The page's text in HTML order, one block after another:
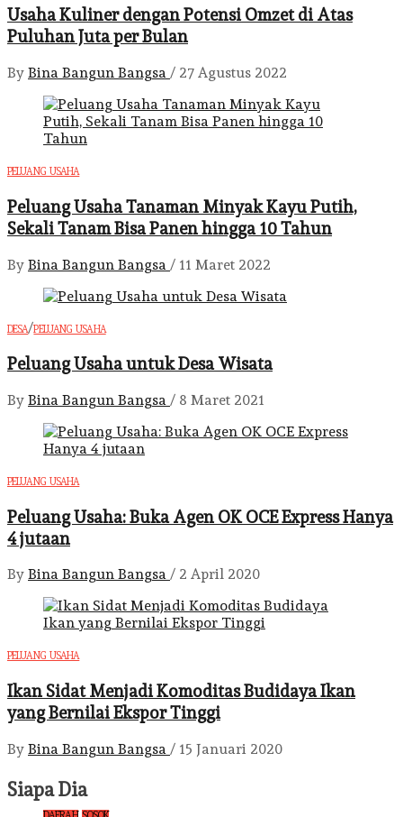
Usaha Kuliner dengan Potensi Omzet di Atas
Puluhan Juta per Bulan
By Bina Bangun Bangsa / 27 Agustus 2022
PELUANG USAHA
Peluang Usaha Tanaman Minyak Kayu Putih,
Sekali Tanam Bisa Panen hingga 10 Tahun
By Bina Bangun Bangsa / 11 Maret 2022
DESA/PELUANG USAHA
Peluang Usaha untuk Desa Wisata
By Bina Bangun Bangsa / 8 Maret 2021
PELUANG USAHA
Peluang Usaha: Buka Agen OK OCE Express Hanya
4 jutaan
By Bina Bangun Bangsa / 2 April 2020
PELUANG USAHA
Ikan Sidat Menjadi Komoditas Budidaya Ikan
yang Bernilai Ekspor Tinggi
By Bina Bangun Bangsa / 15 Januari 2020
Siapa Dia